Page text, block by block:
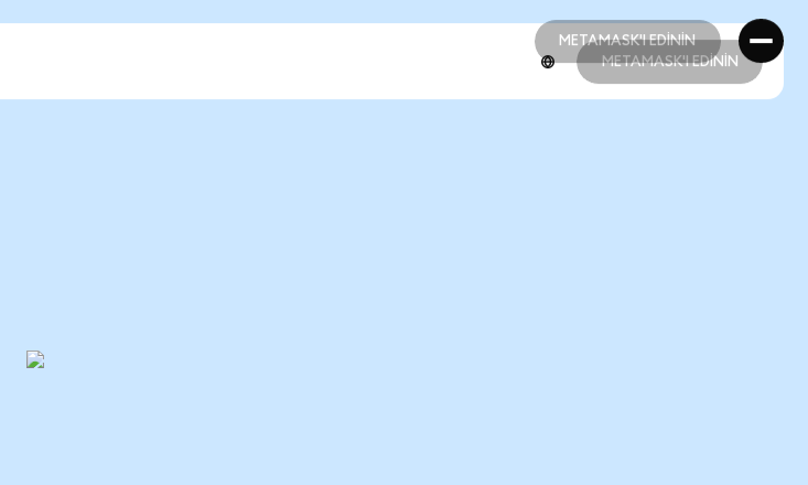
METAMASK'I EDİNİN
METAMASK'I EDİNİN
METAMASK'I EDİNİN